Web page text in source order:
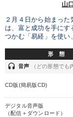
山
２月４日から始まっ
は、富と成功を手にす
つかむ「易経」を使い
形 態
headset 音声 （どの形態でも
CD版(簡易版CD)
デジタル音声版
（配信＋ダウンロード）